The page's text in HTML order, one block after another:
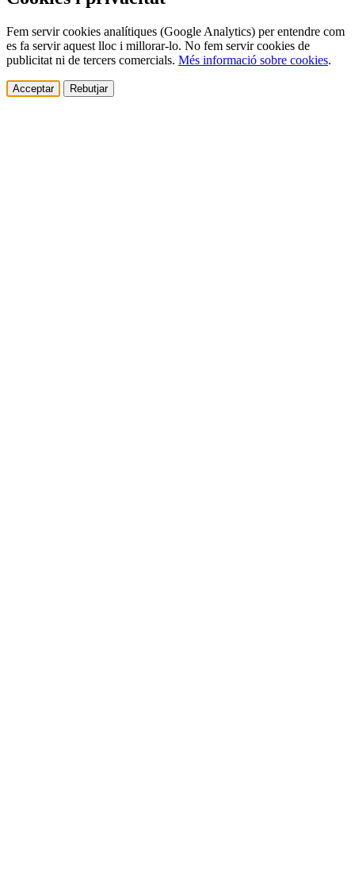
Fem servir cookies analítiques (Google Analytics) per entendre com
es fa servir aquest lloc i millorar-lo. No fem servir cookies de
publicitat ni de tercers comercials. Més informació sobre cookies.
Acceptar Rebutjar